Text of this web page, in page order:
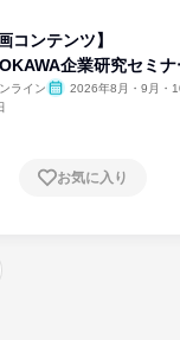
コンテンツ】
企業研究セミナ
ライン
2026年8月・9月・
お気に入り